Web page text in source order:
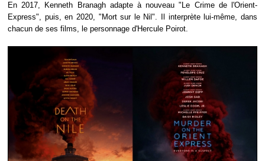
En 2017, Kenneth Branagh adapte à nouveau "Le Crime de l'Orient-
Express", puis, en 2020, "Mort sur le Nil". Il interprète lui-même, dans
chacun de ses films, le personnage d'Hercule Poirot.